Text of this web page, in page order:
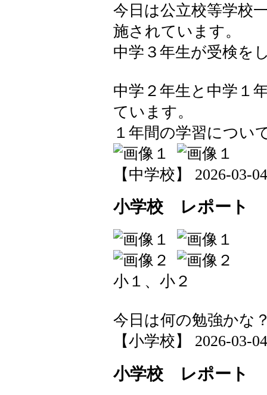
今日は公立校等学校
施されています。
中学３年生が受検を
中学２年生と中学１
ています。
１年間の学習につい
【中学校】 2026-03-
小学校 レポート
小１、小２
今日は何の勉強かな
【小学校】 2026-03-
小学校 レポート